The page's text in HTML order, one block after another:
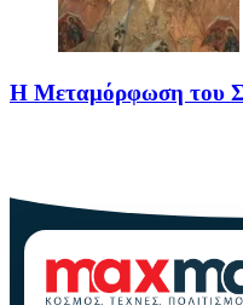
Η Μεταμόρφωση του